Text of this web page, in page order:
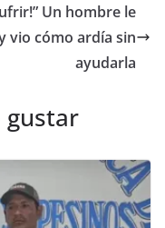
Un hombre le
vio cómo ardía sin
ayudarla
gustar